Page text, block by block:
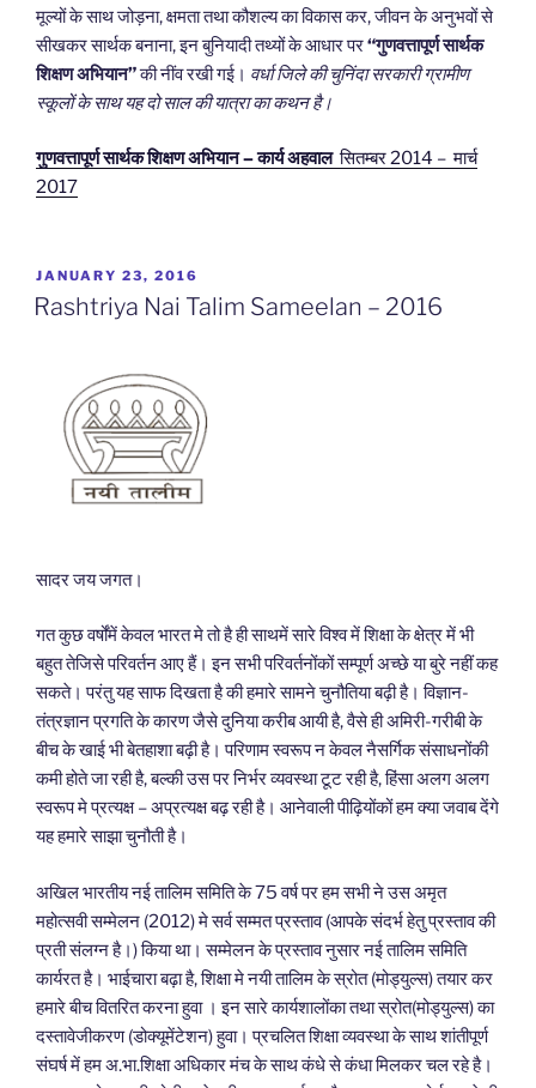
मूल्यों के साथ जोड़ना, क्षमता तथा कौशल्य का विकास कर, जीवन के अनुभवों से
सीखकर सार्थक बनाना, इन बुनियादी तथ्यों के आधार पर“गुणवत्तापूर्ण सार्थक
शिक्षण अभियान”की नींव रखी गई। वर्धा जिले की चुनिंदासरकारी ग्रामीण
स्कूलों के साथयह दो साल की यात्रा का कथन है।
गुणवत्तापूर्ण सार्थक शिक्षण अभियान –कार्य अहवाल सितम्बर 2014 – मार्च
2017
POSTED
ON
JANUARY 23, 2016
Rashtriya Nai Talim Sameelan – 2016
सादर जय जगत।
गत कुछ वर्षोंमें केवल भारत मे तो है ही साथमें सारे विश्व में शिक्षा के क्षेत्र में भी
बहुत तेजिसे परिवर्तन आए हैं। इन सभी परिवर्तनोंकों सम्पूर्ण अच्छे या बुरे नहीं कह
सकते। परंतु यह साफ दिखता है की हमारे सामने चुनौतिया बढ़ी है। विज्ञान-
तंत्रज्ञान प्रगति के कारण जैसे दुनिया करीब आयी है, वैसे ही अमिरी-गरीबी के
बीच के खाई भी बेतहाशा बढ़ी है। परिणाम स्वरूप न केवल नैसर्गिक संसाधनोंकी
कमी होते जा रही है, बल्की उस पर निर्भर व्यवस्था टूट रही है, हिंसा अलग अलग
स्वरूप मे प्रत्यक्ष – अप्रत्यक्ष बढ़ रही है। आनेवाली पीढ़ियोंकों हम क्या जवाब देंगे
यह हमारे साझा चुनौती है।
अखिल भारतीय नई तालिम समिति के 75 वर्ष पर हम सभी ने उस अमृत
महोत्सवी सम्मेलन (2012) मे सर्व सम्मत प्रस्ताव (आपके संदर्भ हेतु प्रस्ताव की
प्रती संलग्न है।) किया था। सम्मेलन के प्रस्ताव नुसार नई तालिम समिति
कार्यरत है। भाईचारा बढ़ा है, शिक्षा मे नयी तालिम के स्रोत (मोड्युल्स) तयार कर
हमारे बीच वितरित करना हुवा । इन सारे कार्यशालोंका तथा स्रोत(मोड्युल्स) का
दस्तावेजीकरण (डोक्यूमेंटेशन) हुवा। प्रचलित शिक्षा व्यवस्था के साथ शांतीपूर्ण
संघर्ष में हम अ.भा.शिक्षा अधिकार मंच के साथ कंधे से कंधा मिलकर चल रहे है।